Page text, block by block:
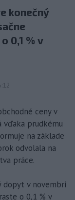
konečný
0,1 % v
ceny v
vďaka prudkému
na základe
odvolala na
práce.
dopyt v novembri
o 0,1 % v